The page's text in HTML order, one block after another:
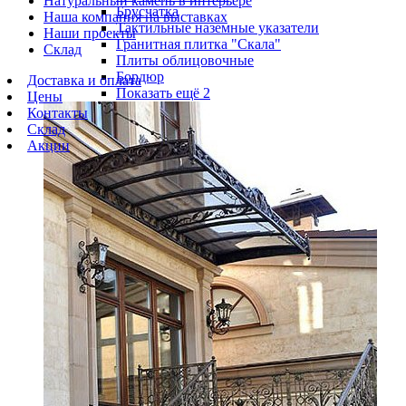
Брусчатка
Тактильные наземные указатели
Гранитная плитка "Скала"
Плиты облицовочные
Бордюр
Показать ещё 2
Наша компания на выставках
Наши проекты
Склад
Доставка и оплата
Цены
Контакты
Склад
Акции